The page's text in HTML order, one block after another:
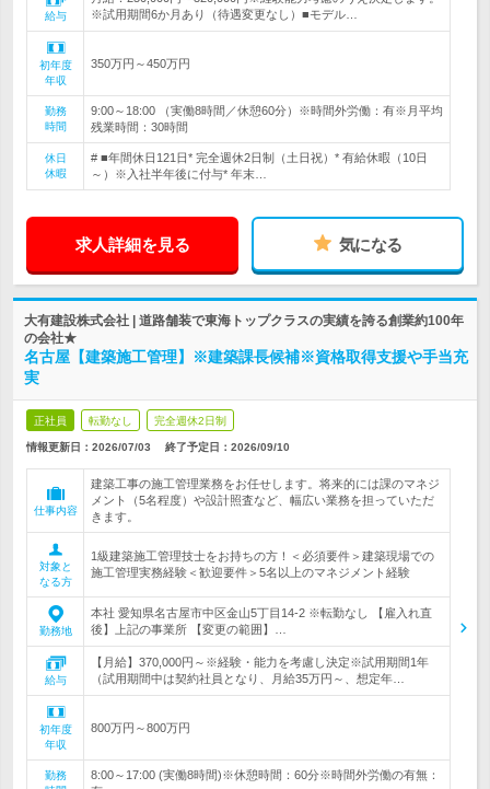
給与
※試用期間6か月あり（待遇変更なし）■モデル…
初年度
年収
350万円～450万円
勤務
時間
9:00～18:00 （実働8時間／休憩60分）※時間外労働：有※月平均
残業時間：30時間
休日
休暇
# ■年間休日121日* 完全週休2日制（土日祝）* 有給休暇（10日
～）※入社半年後に付与* 年末…
求人詳細を見る 気になる
大有建設株式会社 | 道路舗装で東海トップクラスの実績を誇る創業約100年
の会社★
名古屋【建築施工管理】※建築課長候補※資格取得支援や手当充
実
正社員 転勤なし 完全週休2日制
情報更新日：2026/07/03 終了予定日： 2026/09/10
仕事内容
建築工事の施工管理業務をお任せします。将来的には課のマネジ
メント（5名程度）や設計照査など、幅広い業務を担っていただ
きます。
対象と
なる方
1級建築施工管理技士をお持ちの方！＜必須要件＞建築現場での
施工管理実務経験＜歓迎要件＞5名以上のマネジメント経験
勤務地
本社 愛知県名古屋市中区金山5丁目14‐2 ※転勤なし 【雇入れ直
後】上記の事業所 【変更の範囲】…
給与
【月給】370,000円～※経験・能力を考慮し決定※試用期間1年
（試用期間中は契約社員となり、月給35万円～、想定年…
初年度
年収
800万円～800万円
勤務
8:00～17:00 (実働8時間)※休憩時間：60分※時間外労働の有無：